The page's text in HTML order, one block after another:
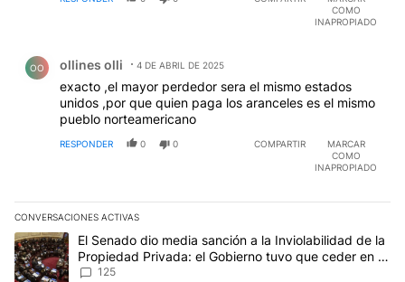
COMO
INAPROPIADO
OO ollines olli 4 DE ABRIL DE 2025
exacto ,el mayor perdedor sera el mismo estados
unidos ,por que quien paga los aranceles es el mismo
pueblo norteamericano
RESPONDER 0 0 COMPARTIR
MARCAR
COMO
INAPROPIADO
CONVERSACIONES ACTIVAS
Este listado muestra los artículos con más comentarios en los
Un artículo de tendencia con el título "El Senado dio media
El Senado dio media sanción a la Inviolabilidad de la
Propiedad Privada: el Gobierno tuvo que ceder en la
Ley del Manejo del Fuego
125